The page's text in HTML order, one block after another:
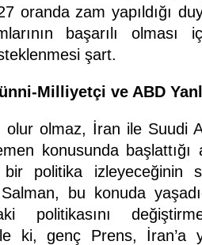
oranda zam yapıldığı
başarılı olması
şart.
Milliyetçi ve ABD
olur olmaz, İran ile Suudi
konusunda
politika izleyeceğinin
bu konuda
politikasını
ki, genç Prens, İran’a